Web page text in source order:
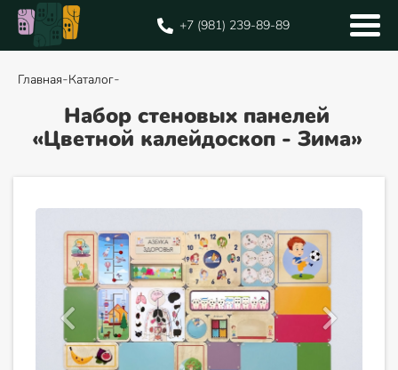
+7 (981) 239-89-89
Главная-Каталог-
Набор стеновых панелей
«Цветной калейдоскоп - Зима»